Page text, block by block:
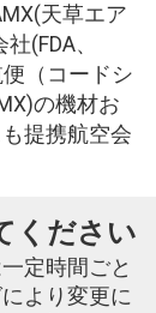
天草エア
(FDA、
（コードシ
の機材お
提携航空会
ください
定時間ごと
より変更に